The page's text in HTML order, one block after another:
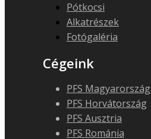
Pótkocsi
Alkatrészek
Fotógaléria
Cégeink
PFS Magyarország
PFS Horvátország
PFS Ausztria
PFS Románia